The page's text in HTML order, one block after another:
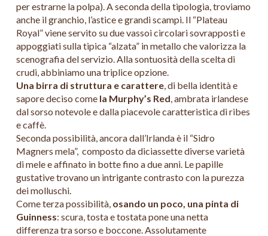
per estrarne la polpa). A seconda della tipologia, troviamo
anche il granchio, l’astice e grandi scampi. Il “Plateau
Royal” viene servito su due vassoi circolari sovrapposti e
appoggiati sulla tipica “alzata” in metallo che valorizza la
scenografia del servizio. Alla sontuosità della scelta di
crudi, abbiniamo una triplice opzione.
Una birra di struttura e carattere, di bella identità e
sapore deciso come la Murphy’s Red, ambrata irlandese
dal sorso notevole e dalla piacevole caratteristica di ribes
e caffè.
Seconda possibilità, ancora dall’Irlanda è il “Sidro
Magners mela”, composto da diciassette diverse varietà
di mele e affinato in botte fino a due anni. Le papille
gustative trovano un intrigante contrasto con la purezza
dei molluschi.
Come terza possibilità, osando un poco, una pinta di
Guinness: scura, tosta e tostata pone una netta
differenza tra sorso e boccone. Assolutamente